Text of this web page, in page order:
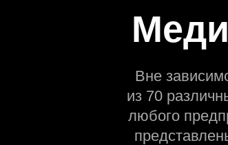
Вне
из 70
любого